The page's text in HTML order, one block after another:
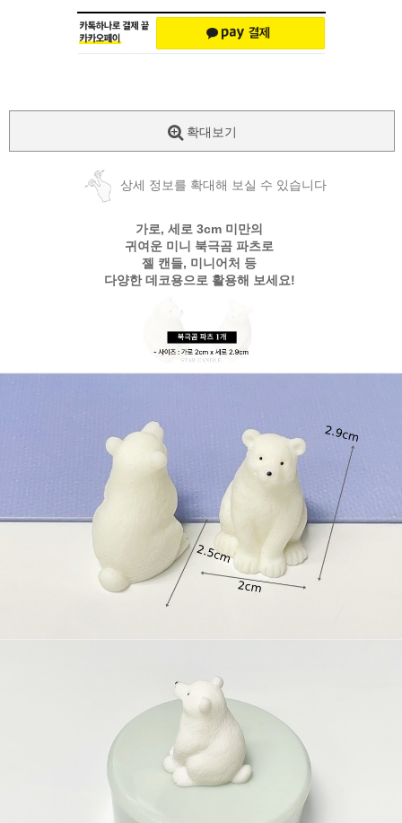
확대보기
상세 정보를 확대해 보실 수 있습니다
가로, 세로 3cm 미만의
귀여운 미니 북극곰 파츠로
젤 캔들, 미니어처 등
다양한 데코용으로 활용해 보세요!